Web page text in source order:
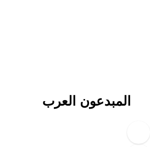
المبدعون العرب